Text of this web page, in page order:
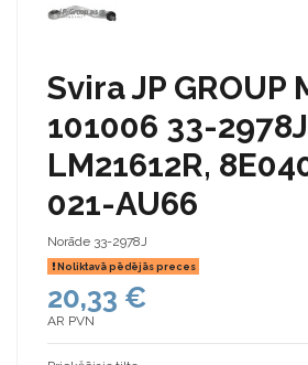
Svira JP GROUP
101006 33-2978J
LM21612R,
021-AU66
Norāde 33-2978J
Noliktavā pēdējās preces
20,33 €
AR PVN